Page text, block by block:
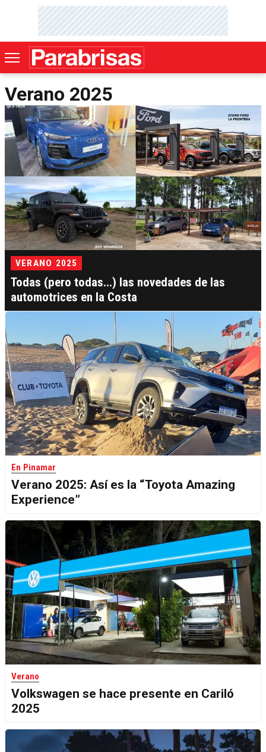
Verano 2025
VERANO 2025
Todas (pero todas...) las novedades de las
automotrices en la Costa
En Pinamar
Verano 2025: Así es la “Toyota Amazing
Experience”
Verano
Volkswagen se hace presente en Cariló
2025